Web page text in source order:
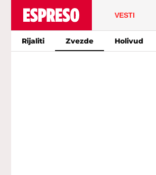
VESTI
Rijaliti Zvezde Holivud